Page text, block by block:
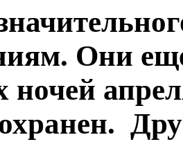
Они
ночей